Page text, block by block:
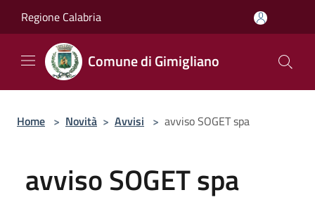
Regione Calabria
Comune di Gimigliano
Home > Novità > Avvisi > avviso SOGET spa
avviso SOGET spa